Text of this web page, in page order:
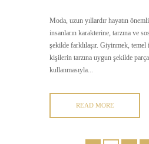
Moda, uzun yıllardır hayatın
insanların karakterine, tarzına ve
şekilde farklılaşır. Giyinmek,
kişilerin tarzına uygun şekilde
kullanmasıyla...
READ MORE